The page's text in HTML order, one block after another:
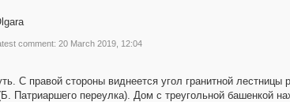
comment: 20 March 2019, 12:04
С правой стороны виднеется угол гранитной
Патриаршего переулка). Дом с треугольной башенкой